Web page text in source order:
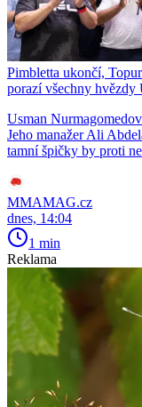
Pimbletta ukončí,
porazí všechny hvězdy
Usman
Jeho manažer Ali
tamní špičky by proti
MMAMAG.cz
dnes, 14:04
1 min
Reklama